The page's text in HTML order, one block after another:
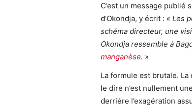
C’est un message publié
d’Okondja, y écrit : « Les
schéma directeur, une
Okondja ressemble à
manganèse. »
La formule est brutale.
le dire n’est nullement
derrière l’exagération